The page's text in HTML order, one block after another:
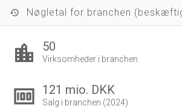
history
location_city 50
Virksomheder i branchen
money 121 mio. DKK
Salg i branchen (2024)